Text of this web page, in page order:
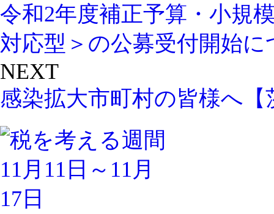
令和2年度補正予算・小規
対応型＞の公募受付開始に
NEXT
感染拡大市町村の皆様へ【